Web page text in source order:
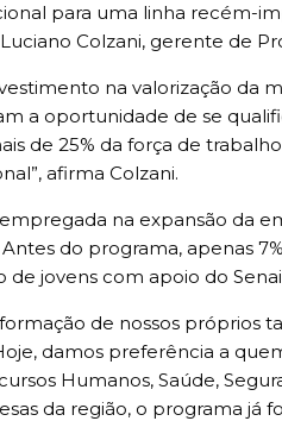
para uma linha recém-
Colzani, gerente de
na valorização da
a oportunidade de se
de 25% da força de
afirma Colzani.
na expansão da
do programa, apenas
jovens com apoio do
de nossos
damos preferência a
Humanos, Saúde,
da região, o programa já